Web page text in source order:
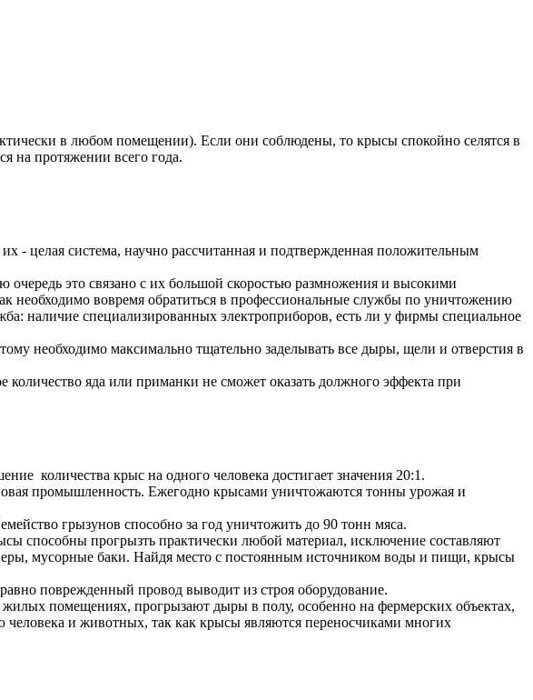
в любом помещении). Если они соблюдены, то крысы спокойно селятся в
на протяжении всего года.
- целая система, научно рассчитанная и подтвержденная положительным
очередь это связано с их большой скоростью размножения и высокими
необходимо вовремя обратиться в профессиональные службы по уничтожению
наличие специализированных электроприборов, есть ли у фирмы специальное
необходимо максимально тщательно заделывать все дыры, щели и отверстия в
количество яда или приманки не сможет оказать должного эффекта при
количества крыс на одного человека достигает значения 20:1.
промышленность. Ежегодно крысами уничтожаются тонны урожая и
грызунов способно за год уничтожить до 90 тонн мяса.
способны прогрызть практически любой материал, исключение составляют
мусорные баки. Найдя место с постоянным источником воды и пищи, крысы
поврежденный провод выводит из строя оборудование.
помещениях, прогрызают дыры в полу, особенно на фермерских объектах,
человека и животных, так как крысы являются переносчиками многих